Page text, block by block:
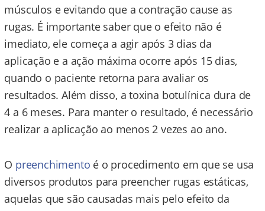
músculos e evitando que a contração cause as
rugas. É importante saber que o efeito não é
imediato, ele começa a agir após 3 dias da
aplicação e a ação máxima ocorre após 15 dias,
quando o paciente retorna para avaliar os
resultados. Além disso, a toxina botulínica dura de
4 a 6 meses. Para manter o resultado, é necessário
realizar a aplicação ao menos 2 vezes ao ano.
O preenchimento é o procedimento em que se usa
diversos produtos para preencher rugas estáticas,
aquelas que são causadas mais pelo efeito da